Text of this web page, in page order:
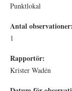
Punktlokal
Antal observationer:
1
Rapportör:
Krister Wadén